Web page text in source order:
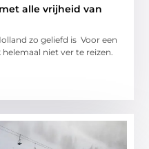
alle vrijheid van
zo geliefd is Voor een
niet ver te reizen.